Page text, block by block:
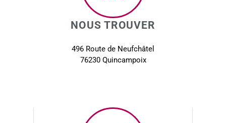
NOUS TROUVER
496 Route de Neufchâtel
76230 Quincampoix